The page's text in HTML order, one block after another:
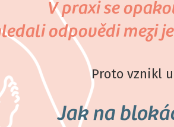
V praxi se
odpovědi mezi
Proto vznikl
Jak na